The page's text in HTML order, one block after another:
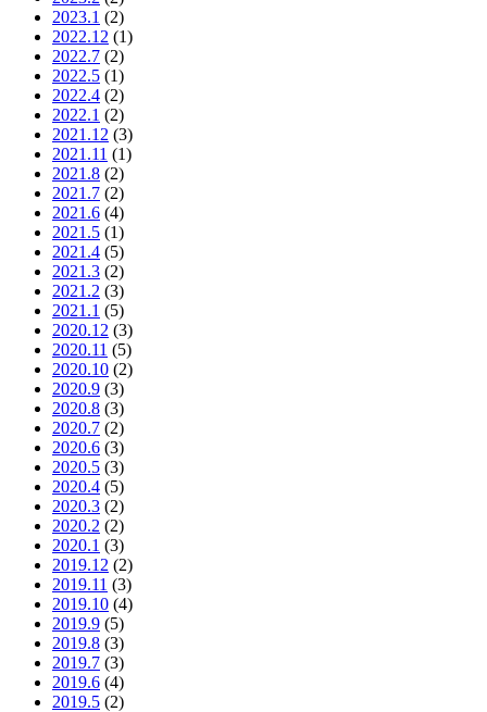
2023.1 (2)
2022.12 (1)
2022.7 (2)
2022.5 (1)
2022.4 (2)
2022.1 (2)
2021.12 (3)
2021.11 (1)
2021.8 (2)
2021.7 (2)
2021.6 (4)
2021.5 (1)
2021.4 (5)
2021.3 (2)
2021.2 (3)
2021.1 (5)
2020.12 (3)
2020.11 (5)
2020.10 (2)
2020.9 (3)
2020.8 (3)
2020.7 (2)
2020.6 (3)
2020.5 (3)
2020.4 (5)
2020.3 (2)
2020.2 (2)
2020.1 (3)
2019.12 (2)
2019.11 (3)
2019.10 (4)
2019.9 (5)
2019.8 (3)
2019.7 (3)
2019.6 (4)
2019.5 (2)